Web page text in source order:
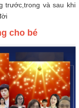
trước,trong và sau khi
cho bé